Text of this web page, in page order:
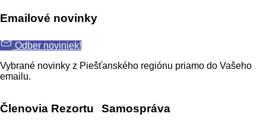
Emailové novinky
Odber noviniek!
Vybrané novinky z Piešťanského regiónu priamo do Vašeho
emailu.
Členovia Rezortu Samospráva